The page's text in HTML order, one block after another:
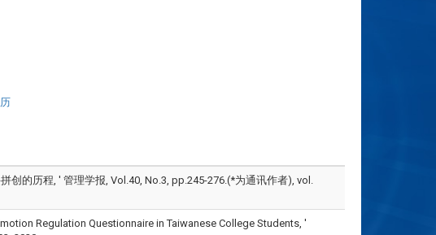
的历程, ' 管理学报, Vol.40, No.3, pp.245-276.(*为通讯作者), vol.
Regulation Questionnaire in Taiwanese College Students, '